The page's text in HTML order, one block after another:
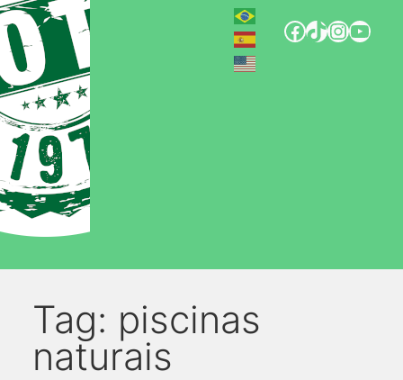
Tag: piscinas
naturais